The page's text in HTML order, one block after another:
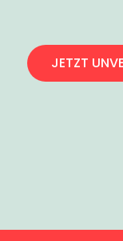
JETZT